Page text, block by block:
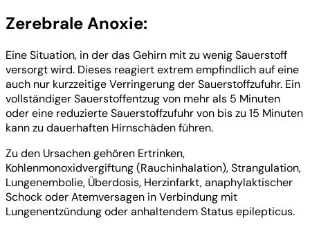
Zerebrale Anoxie:
Eine Situation, in der das Gehirn mit zu wenig Sauerstoff
versorgt wird. Dieses reagiert extrem empfindlich auf eine
auch nur kurzzeitige Verringerung der Sauerstoffzufuhr. Ein
vollständiger Sauerstoffentzug von mehr als 5 Minuten
oder eine reduzierte Sauerstoffzufuhr von bis zu 15 Minuten
kann zu dauerhaften Hirnschäden führen.
Zu den Ursachen gehören Ertrinken,
Kohlenmonoxidvergiftung (Rauchinhalation), Strangulation,
Lungenembolie, Überdosis, Herzinfarkt, anaphylaktischer
Schock oder Atemversagen in Verbindung mit
Lungenentzündung oder anhaltendem Status epilepticus.